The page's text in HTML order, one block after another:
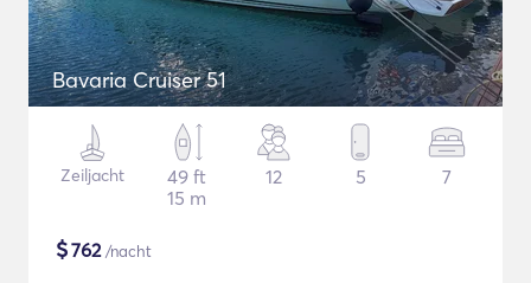
Bavaria Cruiser 51
Zeiljacht
49 ft
15 m
12 5 7
$762/nacht